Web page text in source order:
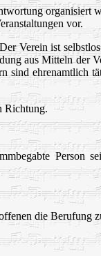
organisiert
vor.
Verein ist
aus Mitteln der
ehrenamtlich
Richtung.
Person
die